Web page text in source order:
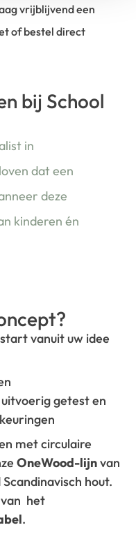
vrijblijvend een
of bestel direct
bij School
in
dat een
deze
kinderen én
vanuit uw idee
getest en
met circulaire
OneWood-lijnvan
hout.
het
.